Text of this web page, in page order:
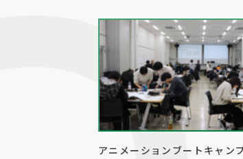
アニメーションブートキャン